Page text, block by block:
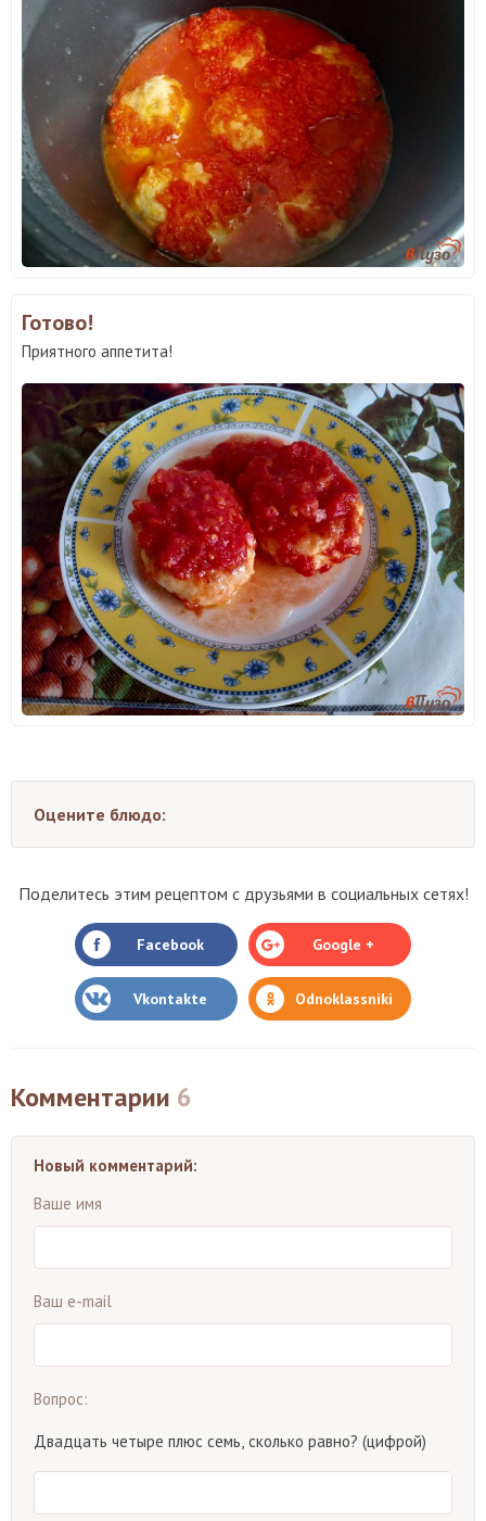
Готово!
Приятного аппетита!
Оцените блюдо:
Поделитесь этим рецептом с друзьями в социальных сетях!
Facebook Google +
Vkontakte Odnoklassniki
Комментарии 6
Новый комментарий:
Ваше имя
Ваш e-mail
Вопрос:
Двадцать четыре плюс семь, сколько равно? (цифрой)